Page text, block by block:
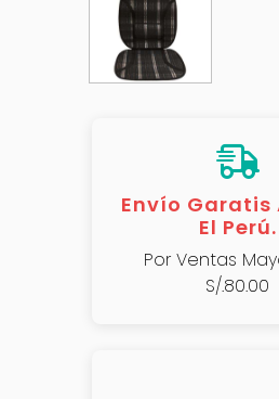
Envío Garatis
El Perú.
Por Ventas
S/.80.00